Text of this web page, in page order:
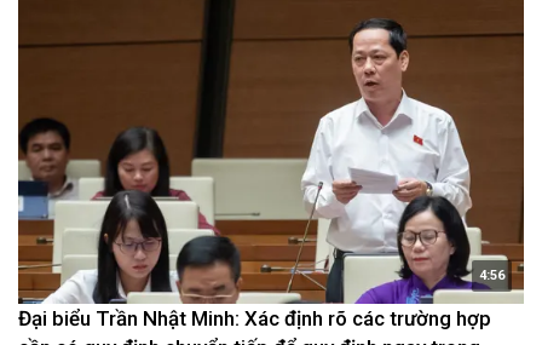
4:56
Đại biểu Trần Nhật Minh: Xác định rõ các trường hợp